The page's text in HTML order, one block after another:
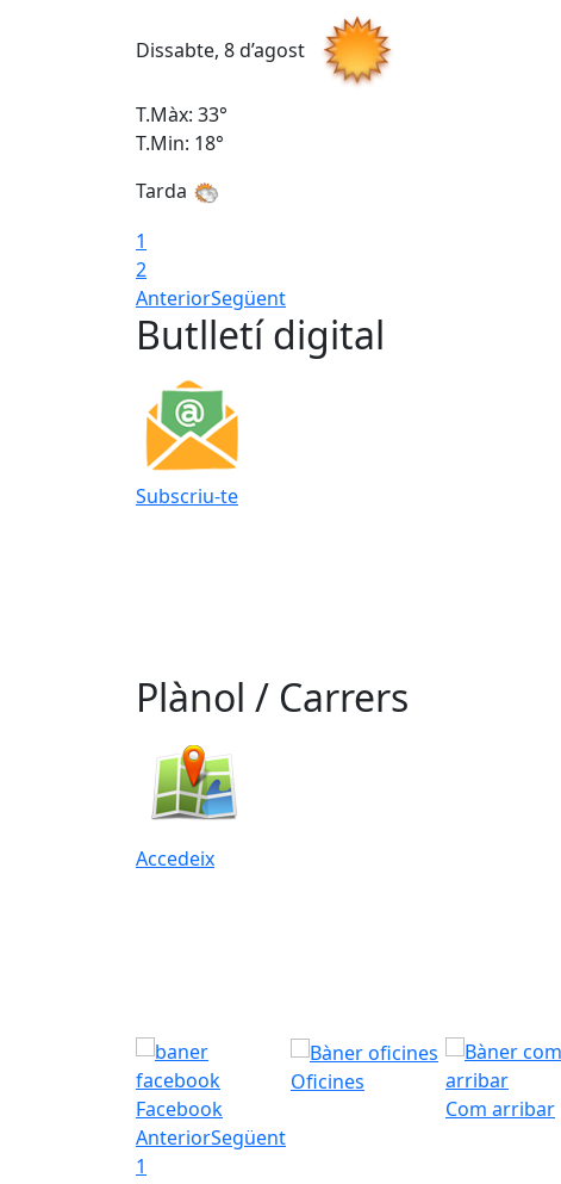
Dissabte, 8 d’agost
T.Màx: 33°
T.Min: 18°
Tarda
1
2
AnteriorSegüent
Butlletí digital
Subscriu-te
Plànol / Carrers
Accedeix
Facebook
Oficines
Com arribar
AnteriorSegüent
1